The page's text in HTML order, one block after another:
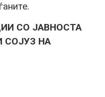
СО ЈАВНОСТА
СОЈУЗ НА